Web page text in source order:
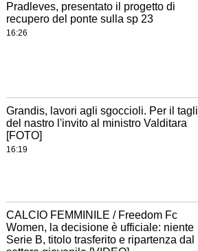
Pradleves, presentato il progetto di
recupero del ponte sulla sp 23
16:26
Grandis, lavori agli sgoccioli. Per il
del nastro l'invito al ministro Valditara
[FOTO]
16:19
CALCIO FEMMINILE / Freedom Fc
Women, la decisione è ufficiale: niente
Serie B, titolo trasferito e ripartenza dal